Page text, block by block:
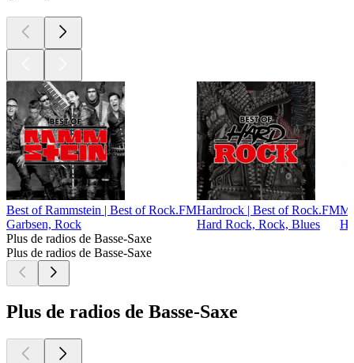
Best of Rammstein | Best of Rock.FM
Garbsen, Rock
Hardrock | Best of Rock.FM
Hard Rock, Rock, Blues
Plus de radios de Basse-Saxe
Plus de radios de Basse-Saxe
Plus de radios de Basse-Saxe